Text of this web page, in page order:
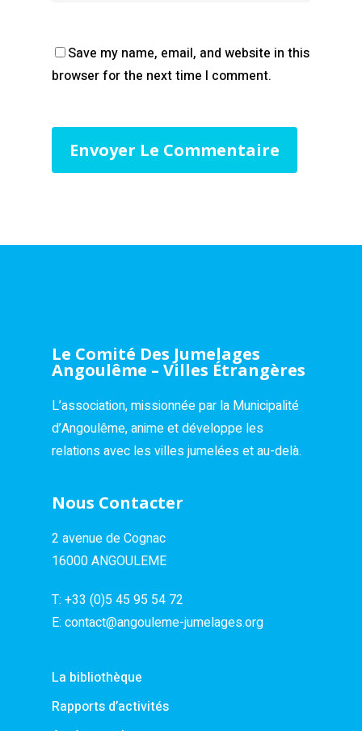
Save my name, email, and website in this
browser for the next time I comment.
Le Comité Des Jumelages
Angoulême – Villes Étrangères
L’association, missionnée par la Municipalité
d’Angoulême, anime et développe les
relations avec les villes jumelées et au-delà.
Nous Contacter
2 avenue de Cognac
16000 ANGOULEME
T: +33 (0)5 45 95 54 72
E: contact@angouleme-jumelages.org
La bibliothèque
Rapports d’activités